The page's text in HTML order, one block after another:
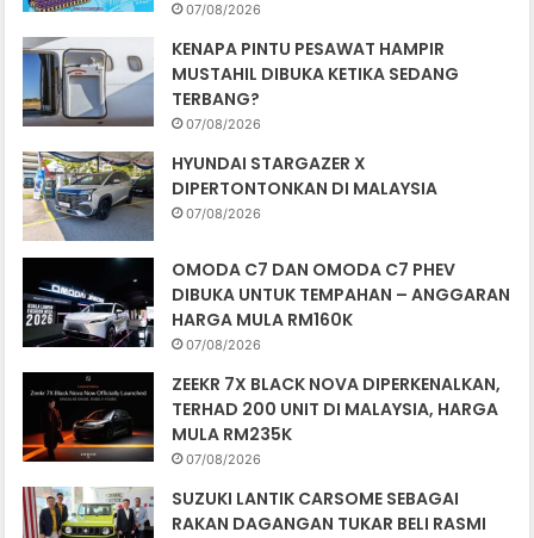
07/08/2026
KENAPA PINTU PESAWAT HAMPIR
MUSTAHIL DIBUKA KETIKA SEDANG
TERBANG?
07/08/2026
HYUNDAI STARGAZER X
DIPERTONTONKAN DI MALAYSIA
07/08/2026
OMODA C7 DAN OMODA C7 PHEV
DIBUKA UNTUK TEMPAHAN – ANGGARAN
HARGA MULA RM160K
07/08/2026
ZEEKR 7X BLACK NOVA DIPERKENALKAN,
TERHAD 200 UNIT DI MALAYSIA, HARGA
MULA RM235K
07/08/2026
SUZUKI LANTIK CARSOME SEBAGAI
RAKAN DAGANGAN TUKAR BELI RASMI